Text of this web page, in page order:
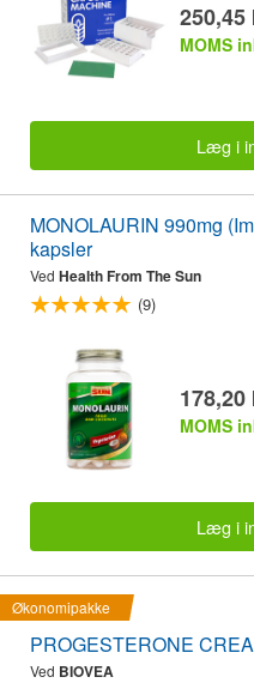
250,45
MOMS
Læg i
MONOLAURIN 990mg
kapsler
Ved Health From The Sun
(9)
178,20
MOMS
Læg i
Økonomipakke
PROGESTERONE
Ved BIOVEA